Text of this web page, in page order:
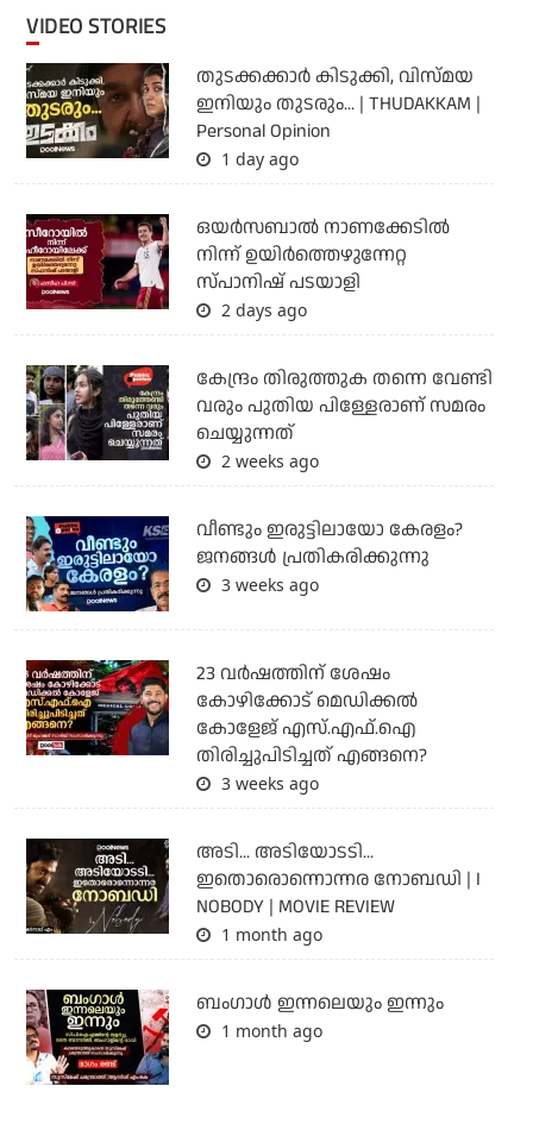
VIDEO STORIES
തുടക്കക്കാര്‍ കിടുക്കി, വിസ്മയ
ഇനിയും തുടരും... | THUDAKKAM |
Personal Opinion
1 day ago
ഒയര്‍സബാൽ നാണക്കേടിൽ
നിന്ന് ഉയിർത്തെഴുന്നേറ്റ
സ്പാനിഷ് പടയാളി
2 days ago
കേന്ദ്രം തിരുത്തുക തന്നെ വേണ്ടി
വരും പുതിയ പിള്ളേരാണ് സമരം
ചെയ്യുന്നത്
2 weeks ago
വീണ്ടും ഇരുട്ടിലായോ കേരളം?
ജനങ്ങൾ പ്രതികരിക്കുന്നു
3 weeks ago
23 വർഷത്തിന് ശേഷം
കോഴിക്കോട് മെഡിക്കൽ
കോളേജ് എസ്.എഫ്.ഐ
തിരിച്ചുപിടിച്ചത് എങ്ങനെ?
3 weeks ago
അടി... അടിയോടടി...
ഇതൊരൊന്നൊന്നര നോബഡി | I
NOBODY | MOVIE REVIEW
1 month ago
ബംഗാള്‍ ഇന്നലെയും ഇന്നും
1 month ago